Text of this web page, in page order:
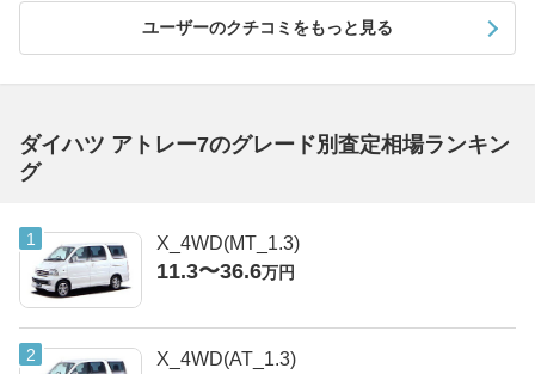
ユーザーのクチコミをもっと見る
ダイハツ アトレー7のグレード別査定相場ランキン
グ
X_4WD(MT_1.3)
11.3〜36.6万円
X_4WD(AT_1.3)